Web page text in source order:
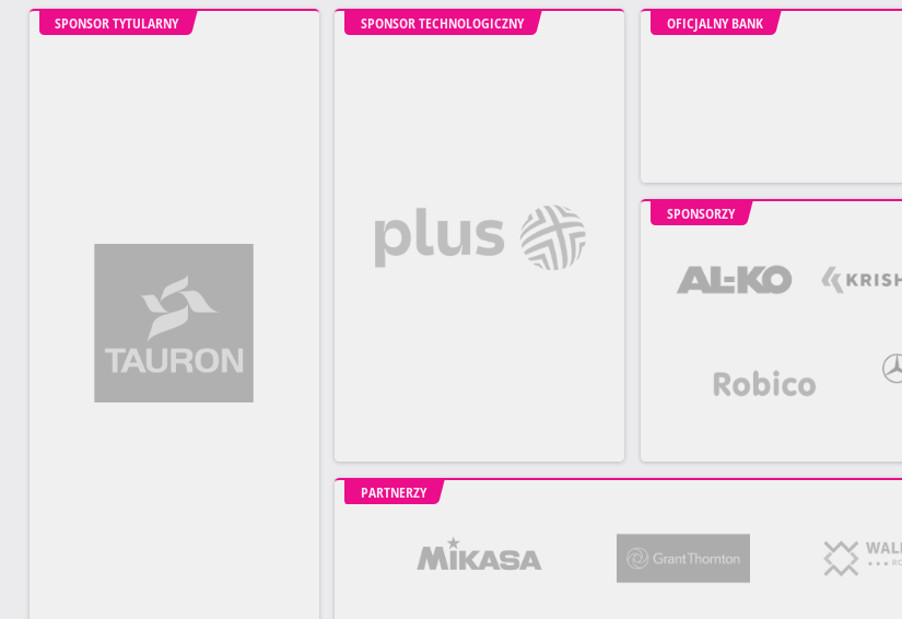
SPONSOR TYTULARNY SPONSOR TECHNOLOGICZNY OFICJALNY BANK
SPONSORZY
PARTNERZY